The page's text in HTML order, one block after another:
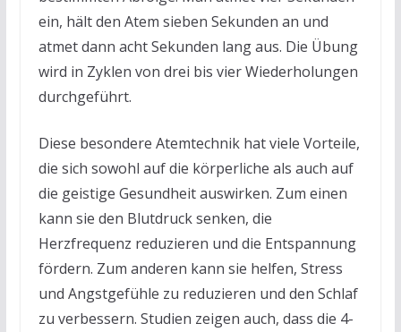
ein, hält den Atem sieben Sekunden an und
atmet dann acht Sekunden lang aus. Die Übung
wird in Zyklen von drei bis vier Wiederholungen
durchgeführt.
Diese besondere Atemtechnik hat viele Vorteile,
die sich sowohl auf die körperliche als auch auf
die geistige Gesundheit auswirken. Zum einen
kann sie den Blutdruck senken, die
Herzfrequenz reduzieren und die Entspannung
fördern. Zum anderen kann sie helfen, Stress
und Angstgefühle zu reduzieren und den Schlaf
zu verbessern. Studien zeigen auch, dass die 4-